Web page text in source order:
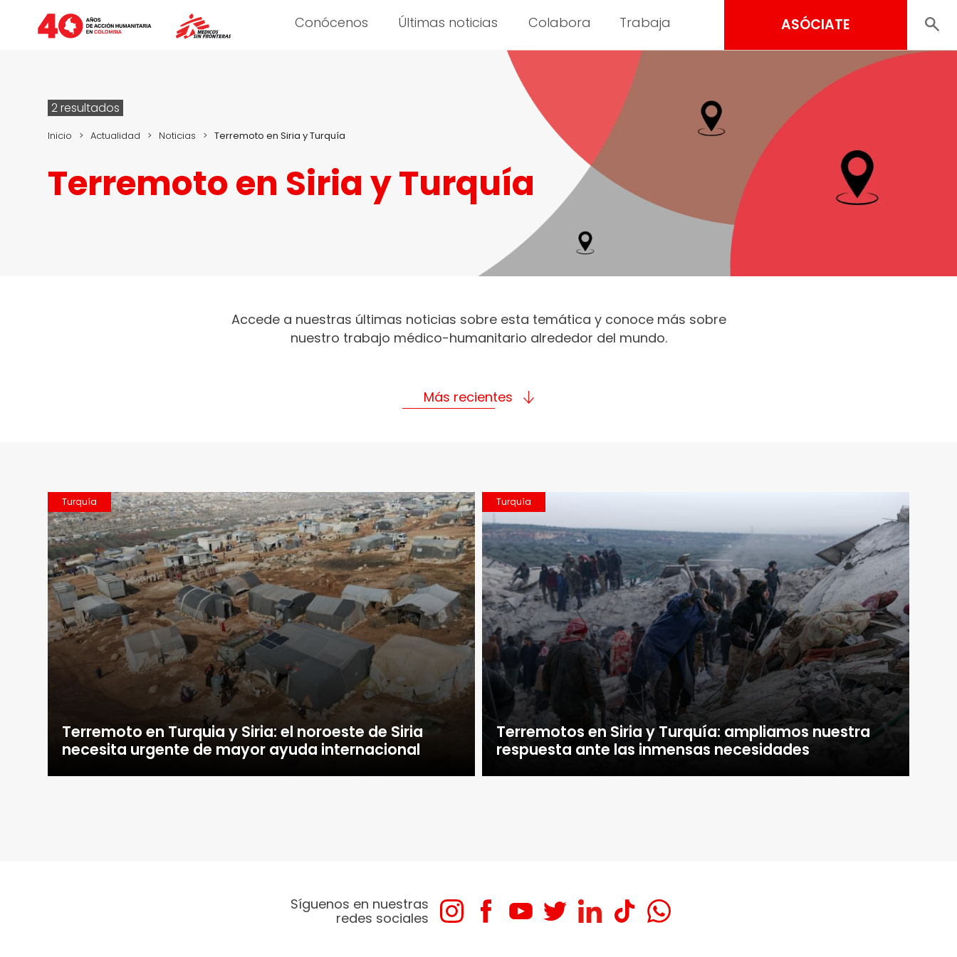
Conócenos Últimas noticias Colabora Trabaja ASÓCIATE
2 resultados
Inicio > Actualidad > Noticias > Terremoto en Siria y Turquía
Terremoto en Siria y Turquía
Accede a nuestras últimas noticias sobre esta temática y conoce más sobre
nuestro trabajo médico-humanitario alrededor del mundo.
Más recientes
Turquía
Terremoto en Turquia y Siria: el noroeste de Siria
necesita urgente de mayor ayuda internacional
Turquía
Terremotos en Siria y Turquía: ampliamos nuestra
respuesta ante las inmensas necesidades
Síguenos en nuestras
redes sociales